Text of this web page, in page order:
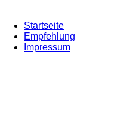
Startseite
Empfehlung
Impressum